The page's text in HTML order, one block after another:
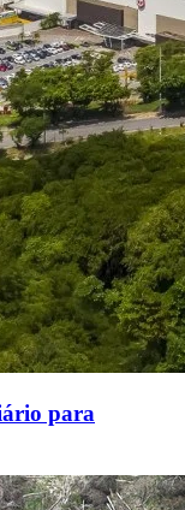
para